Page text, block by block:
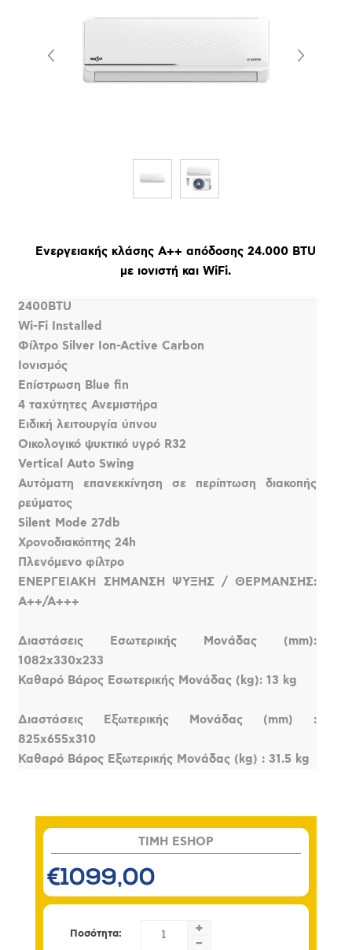
Ενεργειακής κλάσης Α++ απόδοσης 24.000 BTU
με ιονιστή και WiFi.
2400BTU
Wi-Fi Installed
Φίλτρο Silver Ion-Active Carbon
Ιονισμός
Επίστρωση Blue fin
4 ταχύτητες Ανεμιστήρα
Ειδική λειτουργία ύπνου
Οικολογικό ψυκτικό υγρό R32
Vertical Auto Swing
Αυτόματη επανεκκίνηση σε περίπτωση διακοπής
ρεύματος
Silent Mode 27db
Χρονοδιακόπτης 24h
Πλενόμενο φίλτρο
ΕΝΕΡΓΕΙΑΚΗ ΣΗΜΑΝΣΗ ΨΥΞΗΣ / ΘΕΡΜΑΝΣΗΣ:
Α++/Α+++
Διαστάσεις Εσωτερικής Μονάδας (mm):
1082x330x233
Καθαρό Βάρος Εσωτερικής Μονάδας (kg): 13 kg
Διαστάσεις Εξωτερικής Μονάδας (mm) :
825x655x310
Καθαρό Βάρος Εξωτερικής Μονάδας (kg) : 31.5 kg
TIMH ESHOP
€1099,00
Ποσότητα:
+
-